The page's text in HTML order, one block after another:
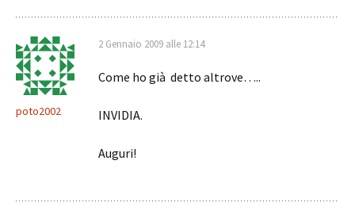
poto2002
2 Gennaio 2009 alle 12:14
Come ho già detto altrove…..
INVIDIA.
Auguri!